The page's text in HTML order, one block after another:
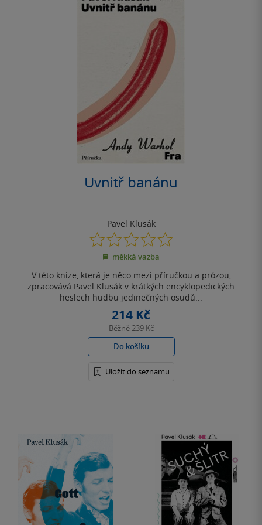
Uvnitř banánu
Pavel Klusák
0.0
z
5
měkká vazba
V této knize, která je něco mezi příručkou a prózou,
zpracovává Pavel Klusák v krátkých encyklopedických
heslech hudbu jedinečných osudů...
214 Kč
Běžně239 Kč
Do košíku
Uložit do seznamu